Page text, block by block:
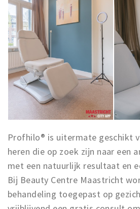
Profhilo® is uitermate geschikt
heren die op zoek zijn naar een
met een natuurlijk resultaat en
Bij Beauty Centre Maastricht
behandeling toegepast op